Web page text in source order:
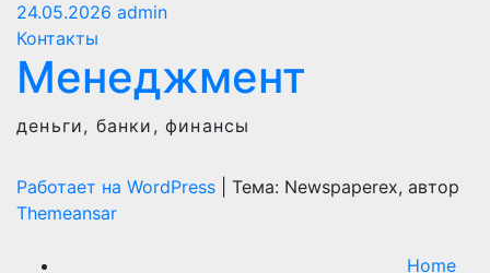
24.05.2026 admin
Контакты
Менеджмент
деньги, банки, финансы
Работает на WordPress
Тема: Newspaperex, автор
Themeansar
Home